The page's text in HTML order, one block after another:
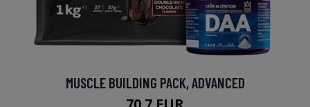
MUSCLE BUILDING PACK, ADVANCED